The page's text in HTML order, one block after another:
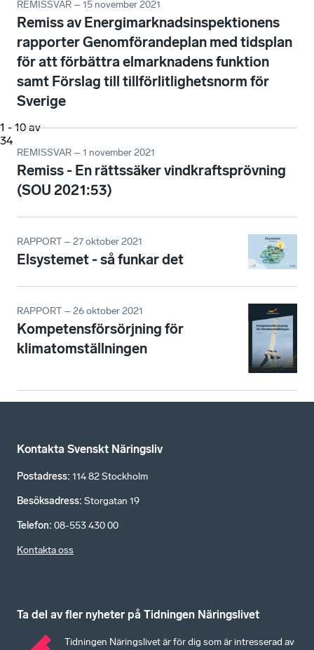
1 - 10 av
34
REMISSVAR – 15 november 2021
Remiss av Energimarknadsinspektionens
rapporter Genomförandeplan med tidsplan
för att förbättra elmarknadens funktion
samt Förslag till tillförlitlighetsnorm för
Sverige
REMISSVAR – 1 november 2021
Remiss - En rättssäker vindkraftsprövning
(SOU 2021:53)
RAPPORT – 27 oktober 2021
Elsystemet - så funkar det
RAPPORT – 26 oktober 2021
Kompetensförsörjning för
klimatomställningen
Kontakta Svenskt Näringsliv
Postadress: 114 82 Stockholm
Besöksadress: Storgatan 19
Telefon: 08-553 430 00
Kontakta oss
Ta del av fler nyheter på Tidningen Näringslivet
Tidningen Näringslivet är för dig som är intresserad av